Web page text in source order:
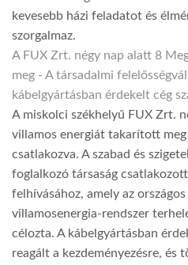
kevesebb házi feladatot és
szorgalmaz.
A FUX Zrt. négy nap alatt 8
meg - A társadalmi
kábelgyártásban érdekelt cég
A miskolci székhelyű FUX Zrt.
villamos energiát takarított
csatlakozva. A szabad és
foglalkozó társaság
felhívásához, amely az
villamosenergia-rendszer
célozta. A kábelgyártásban
reagált a kezdeményezésre, és